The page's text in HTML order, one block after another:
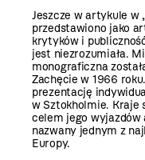
Jeszcze w artykule w
przedstawiono jako
krytyków i
jest niezrozumiała.
monograficzna
Zachęcie w 1966
prezentację
w Sztokholmie. Kraje
celem jego
nazwany jednym z
Europy.